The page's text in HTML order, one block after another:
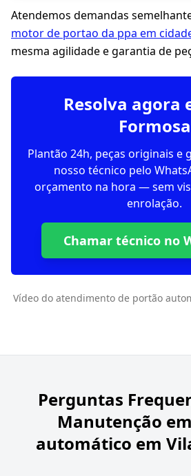
Atendemos demandas
motor de portao da ppa em
mesma agilidade e garantia de
Resolva agora
Formosa
Plantão 24h, peças originais e
nosso técnico pelo
orçamento na hora — sem
enrolação.
Chamar técnico no
Vídeo do atendimento de portão
Perguntas
Manutenção
automático em